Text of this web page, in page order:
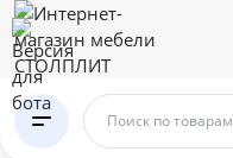
Поиск по товарам